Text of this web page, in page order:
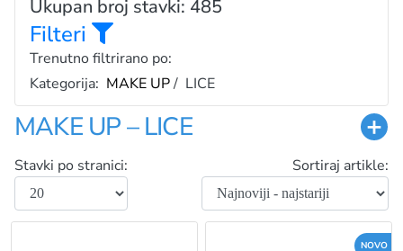
Ukupan broj stavki: 485
Filteri
Trenutno filtrirano po:
Kategorija: MAKE UP/ LICE
MAKE UP – LICE
Stavki po stranici: Sortiraj artikle:
NOVO